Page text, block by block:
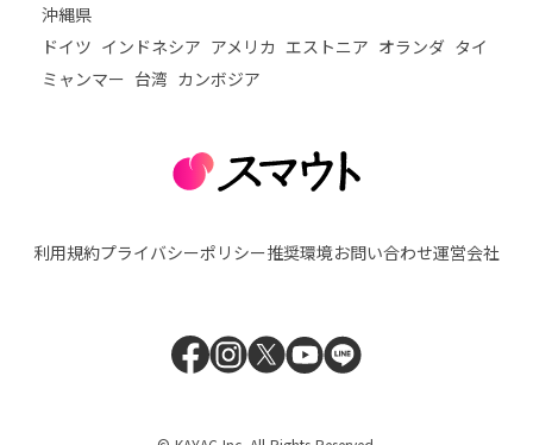
沖縄県
ドイツ インドネシア アメリカ エストニア オランダ タイ
ミャンマー 台湾 カンボジア
利用規約プライバシーポリシー推奨環境お問い合わせ運営会社